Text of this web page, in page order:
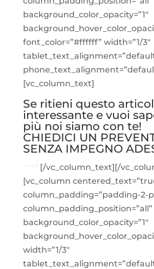
background_color_opacity=”1″
font_color=”#ffffff” width=”1/3″
[vc_column_text]
Se ritieni questo
interessante e vuoi
più noi siamo con te!
CHIEDICI UN
SENZA IMPEGNO
[/vc_column_text][/
[vc_column
column_padding=”padding-2-
column_padding_position=”all”
background_color_opacity=”1″
width=”1/3″